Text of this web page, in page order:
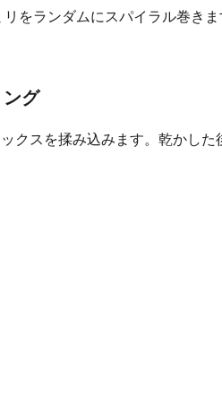
リをランダムにスパイラル巻き
ング
ックスを揉み込みます。乾かし